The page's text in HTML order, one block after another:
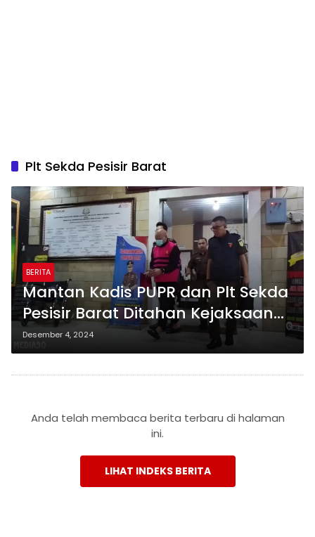
Plt Sekda Pesisir Barat
BERITA
Mantan Kadis PUPR dan Plt Sekda
Pesisir Barat Ditahan Kejaksaan
karena Korupsi Proyek Jalan
Rp1,88 Miliar Bersama Anggota
DPRD
Desember 4, 2024
Anda telah membaca berita terbaru di halaman
ini.
LIHAT INDEKS BERITA